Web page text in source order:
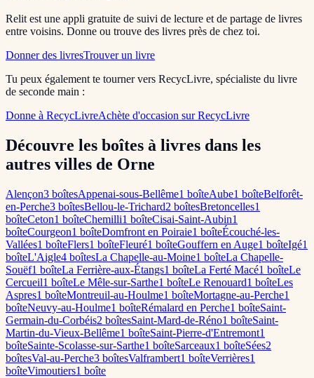
Relit est une appli gratuite de suivi de lecture et de partage de livres
entre voisins. Donne ou trouve des livres près de chez toi.
Donner des livresTrouver un livre
Tu peux également te tourner vers RecycLivre, spécialiste du livre
de seconde main :
Donne à RecycLivreAchète d'occasion sur RecycLivre
Découvre les boîtes à livres dans les
autres villes de Orne
Alençon3 boîtesAppenai-sous-Bellême1 boîteAube1 boîteBelforêt-
en-Perche3 boîtesBellou-le-Trichard2 boîtesBretoncelles1
boîteCeton1 boîteChemilli1 boîteCisai-Saint-Aubin1
boîteCourgeon1 boîteDomfront en Poiraie1 boîteÉcouché-les-
Vallées1 boîteFlers1 boîteFleuré1 boîteGouffern en Auge1 boîteIgé1
boîteL'Aigle4 boîtesLa Chapelle-au-Moine1 boîteLa Chapelle-
Souëf1 boîteLa Ferrière-aux-Étangs1 boîteLa Ferté Macé1 boîteLe
Cercueil1 boîteLe Mêle-sur-Sarthe1 boîteLe Renouard1 boîteLes
Aspres1 boîteMontreuil-au-Houlme1 boîteMortagne-au-Perche1
boîteNeuvy-au-Houlme1 boîteRémalard en Perche1 boîteSaint-
Germain-du-Corbéis2 boîtesSaint-Mard-de-Réno1 boîteSaint-
Martin-du-Vieux-Bellême1 boîteSaint-Pierre-d'Entremont1
boîteSainte-Scolasse-sur-Sarthe1 boîteSarceaux1 boîteSées2
boîtesVal-au-Perche3 boîtesValframbert1 boîteVerrières1
boîteVimoutiers1 boîte